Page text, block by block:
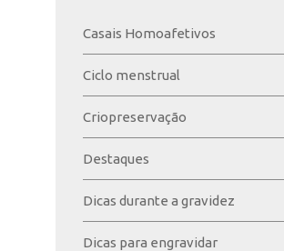
Casais Homoafetivos
Ciclo menstrual
Criopreservação
Destaques
Dicas durante a gravidez
Dicas para engravidar